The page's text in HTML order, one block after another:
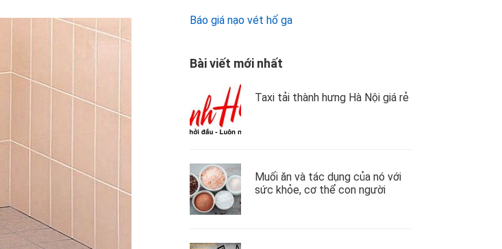
Báo giá nạo vét hố ga
Bài viết mới nhất
Taxi tải thành hưng Hà Nội giá rẻ
Muối ăn và tác dụng của nó với
sức khỏe, cơ thể con người